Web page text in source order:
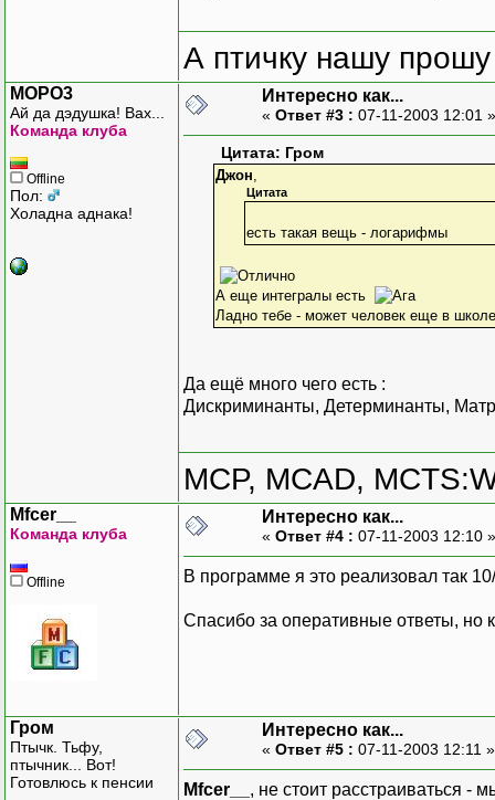
А птичку нашу
MOPO3
Ай да дэдушка! Вах...
Команда клуба
Offline
Пол:
Холадна аднака!
Интересно как...
« Ответ #3 : 07-11-2003 12:01
Цитата: Гром
Джон
Цитата
есть такая вещь - логарифмы
А еще интегралы есть
Ладно тебе - может человек еще в
Да ещё много чего есть :
Дискриминанты, Детерминанты,
MCP, MCAD,
Mfcer__
Команда клуба
Offline
Интересно как...
« Ответ #4 : 07-11-2003 12:10
В программе я это реализовал так
Спасибо за оперативные ответы, но
Гром
Птычк. Тьфу,
птычник... Вот!
Готовлюсь к пенсии
Интересно как...
« Ответ #5 : 07-11-2003 12:11
Mfcer__ , не стоит расстраиваться -